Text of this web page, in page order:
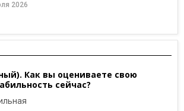
2026
Как вы оцениваете свою
сейчас?